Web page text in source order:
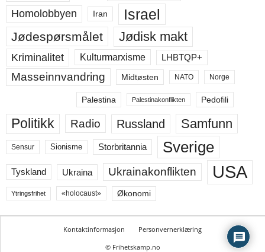
Homolobbyen Iran Israel
Jødespørsmålet Jødisk makt
Kriminalitet Kulturmarxisme LHBTQP+
Masseinnvandring Midtøsten NATO Norge
Palestina Palestinakonflikten Pedofili
Politikk Radio Russland Samfunn
Sensur Sionisme Storbritannia Sverige
Tyskland Ukraina Ukrainakonflikten USA
Ytringsfrihet «holocaust» Økonomi
Kontaktinformasjon
Personvernerklæring
© Frihetskamp.no